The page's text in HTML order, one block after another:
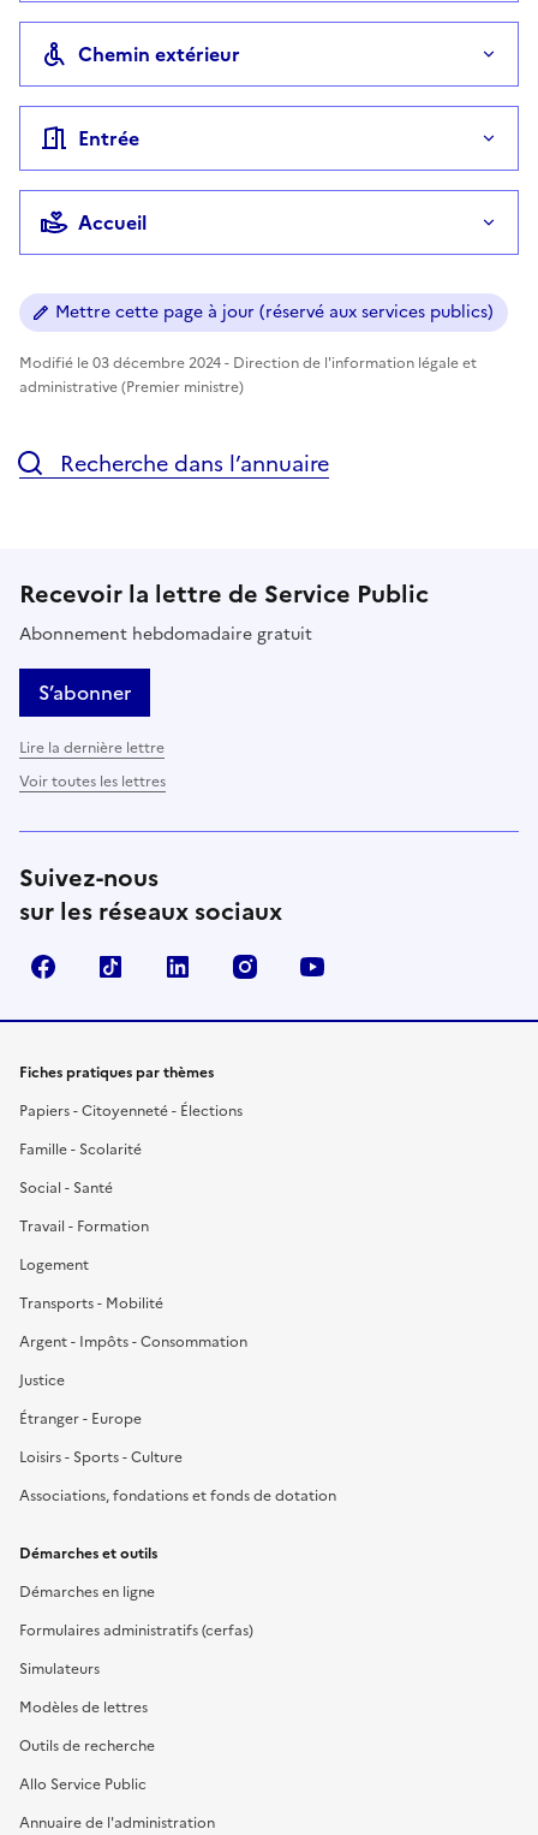
Chemin extérieur
Entrée
Accueil
Mettre cette page à jour (réservé aux services publics)
Modifié le 03 décembre 2024 - Direction de l'information légale et
administrative (Premier ministre)
Recherche dans l’annuaire
Recevoir la lettre de Service Public
Abonnement hebdomadaire gratuit
S’abonner
Lire la dernière lettre
Voir toutes les lettres
Suivez-nous
sur les réseaux sociaux
FacebookTikTok LinkedIn Instagram
Fiches pratiques par thèmes
Papiers - Citoyenneté - Élections
Famille - Scolarité
Social - Santé
Travail - Formation
Logement
Transports - Mobilité
Argent - Impôts - Consommation
Justice
Étranger - Europe
Loisirs - Sports - Culture
Associations, fondations et fonds de dotation
Démarches et outils
Démarches en ligne
Formulaires administratifs (cerfas)
Simulateurs
Modèles de lettres
Outils de recherche
Allo Service Public
Annuaire de l'administration